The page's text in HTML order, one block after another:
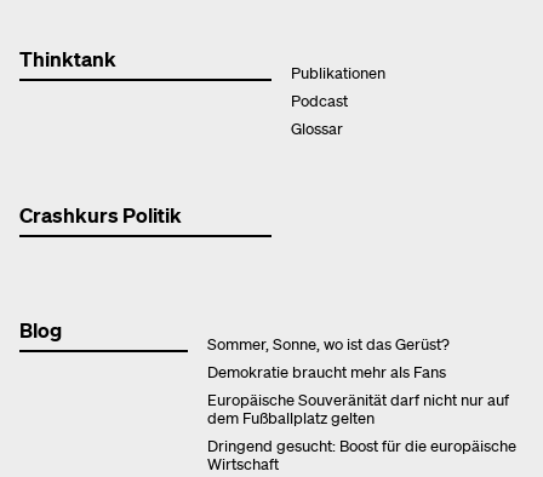
Thinktank
Publikationen
Podcast
Glossar
Crashkurs Politik
Blog
Sommer, Sonne, wo ist das Gerüst?
Demokratie braucht mehr als Fans
Europäische Souveränität darf nicht nur auf
dem Fußballplatz gelten
Dringend gesucht: Boost für die europäische
Wirtschaft